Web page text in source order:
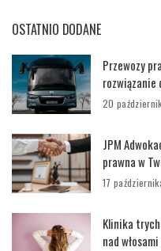
OSTATNIO DODANE
Przewozy
rozwiązanie
20
JPM
prawna w
17
Klinika
nad